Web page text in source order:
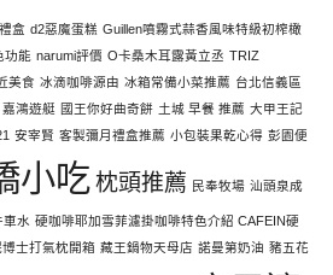
盒 d2惡魔蛋糕 Guillen噴霧式蒜香風味特級初榨橄
功能 narumi評價 O卡桑木耳露黃立丞 TRIZ
美食 冰滴咖啡源由 冰箱常備小菜推薦 台北信義區
嘉鴻遊艇 國王你好曲奇餅 土城 早餐 推薦 大甲王記
安宰賢 客製彌月禮盒推薦 小包裝果乾心得 彭園便
小吃枕頭推薦 民奉牧場 汕頭泉成
車水 硬咖啡耶加雪菲濾掛咖啡特色介紹 CAFEIN硬
士打氣枕開箱 藏王鍋物天母店 諾曼第奶油 豬五花